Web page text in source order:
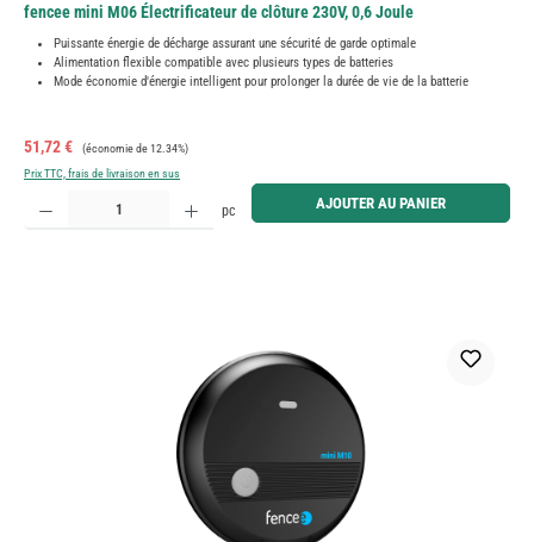
fencee mini M06 Électrificateur de clôture 230V, 0,6 Joule
Puissante énergie de décharge assurant une sécurité de garde optimale
Alimentation flexible compatible avec plusieurs types de batteries
Mode économie d'énergie intelligent pour prolonger la durée de vie de la batterie
Prix de vente :
51,72 € Prix régulier :
(économie de 12.34%)
Prix TTC, frais de livraison en sus
Quantité de produit : Entrez la quantité souhaitée ou utilisez les boutons pour augmenter ou
pc AJOUTER AU PANIER